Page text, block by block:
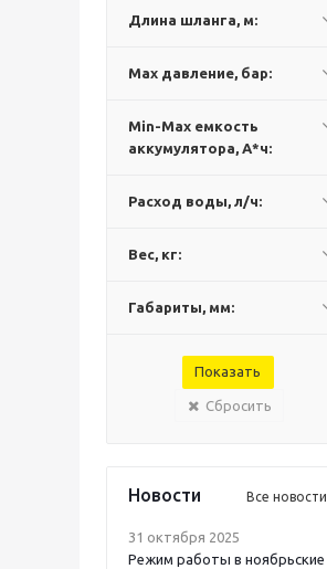
Длина шланга, м:
Max давление, бар:
Min-Max емкость
аккумулятора, А*ч:
Расход воды, л/ч:
Вес, кг:
Габариты, мм:
Сбросить
Новости Все новости
31 октября 2025
Режим работы в ноябрьские